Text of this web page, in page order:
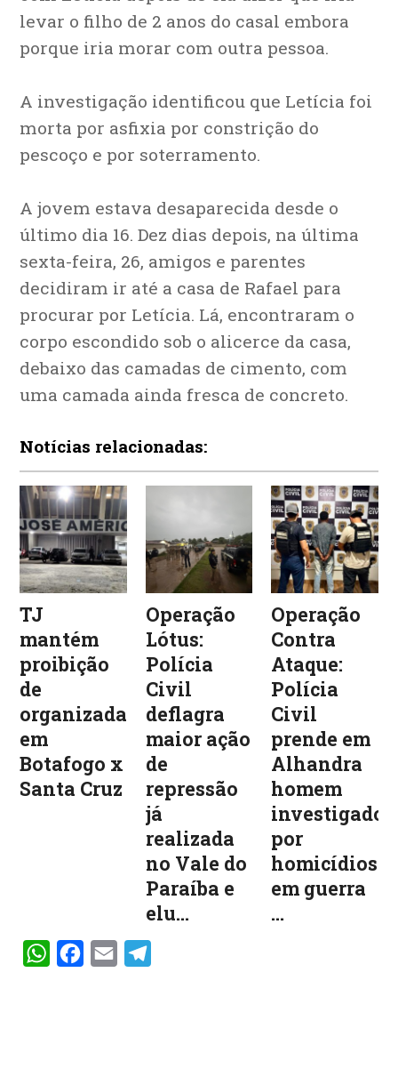
levar o filho de 2 anos do casal embora
porque iria morar com outra pessoa.
A investigação identificou que Letícia foi
morta por asfixia por constrição do
pescoço e por soterramento.
A jovem estava desaparecida desde o
último dia 16. Dez dias depois, na última
sexta-feira, 26, amigos e parentes
decidiram ir até a casa de Rafael para
procurar por Letícia. Lá, encontraram o
corpo escondido sob o alicerce da casa,
debaixo das camadas de cimento, com
uma camada ainda fresca de concreto.
Notícias relacionadas:
TJ
mantém
proibição
de
organizadas
em
Botafogo x
Santa Cruz
Operação
Lótus:
Polícia
Civil
deflagra
maior ação
de
repressão
já
realizada
no Vale do
Paraíba e
elu...
Operação
Contra
Ataque:
Polícia
Civil
prende em
Alhandra
homem
investigado
por
homicídios
em guerra
...
WhatsAppFacebook
Email